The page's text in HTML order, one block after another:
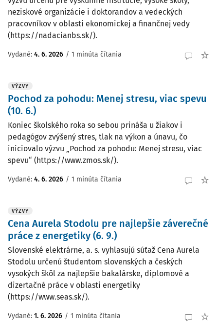
neziskové organizácie i doktorandov a vedeckých
pracovníkov v oblasti ekonomickej a finančnej vedy
(https://nadacianbs.sk/).
Vydané: 4. 6. 2026 / 1 minúta čítania
VÝZVY
Pochod za pohodu: Menej stresu, viac spevu
(10. 6.)
Koniec školského roka so sebou prináša u žiakov i
pedagógov zvýšený stres, tlak na výkon a únavu, čo
iniciovalo výzvu „Pochod za pohodu: Menej stresu, viac
spevu“ (https://www.zmos.sk/).
Vydané: 4. 6. 2026 / 1 minúta čítania
VÝZVY
Cena Aurela Stodolu pre najlepšie záverečné
práce z energetiky (6. 9.)
Slovenské elektrárne, a. s. vyhlasujú súťaž Cena Aurela
Stodolu určenú študentom slovenských a českých
vysokých škôl za najlepšie bakalárske, diplomové a
dizertačné práce v oblasti energetiky
(https://www.seas.sk/).
Vydané: 1. 6. 2026 / 1 minúta čítania